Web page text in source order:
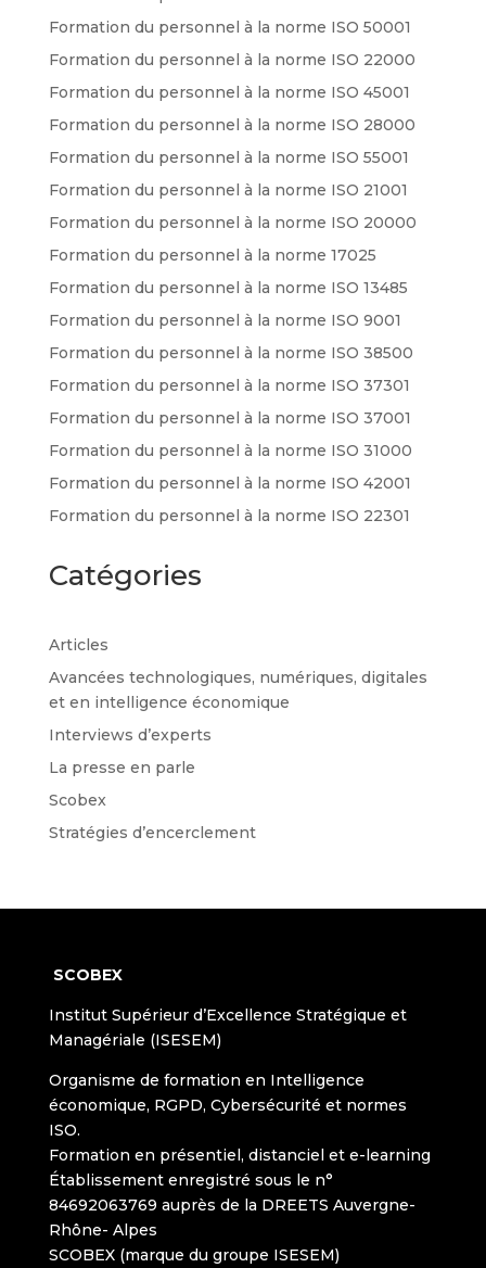
Formation du personnel à la norme ISO 50001
Formation du personnel à la norme ISO 22000
Formation du personnel à la norme ISO 45001
Formation du personnel à la norme ISO 28000
Formation du personnel à la norme ISO 55001
Formation du personnel à la norme ISO 21001
Formation du personnel à la norme ISO 20000
Formation du personnel à la norme 17025
Formation du personnel à la norme ISO 13485
Formation du personnel à la norme ISO 9001
Formation du personnel à la norme ISO 38500
Formation du personnel à la norme ISO 37301
Formation du personnel à la norme ISO 37001
Formation du personnel à la norme ISO 31000
Formation du personnel à la norme ISO 42001
Formation du personnel à la norme ISO 22301
Catégories
Articles
Avancées technologiques, numériques, digitales
et en intelligence économique
Interviews d’experts
La presse en parle
Scobex
Stratégies d’encerclement
SCOBEX
Institut Supérieur d’Excellence Stratégique et
Managériale (ISESEM)
Organisme de formation en Intelligence
économique, RGPD, Cybersécurité et normes
ISO.
Formation en présentiel, distanciel et e-learning
Établissement enregistré sous le n°
84692063769 auprès de la DREETS Auvergne-
Rhône- Alpes
SCOBEX (marque du groupe ISESEM)